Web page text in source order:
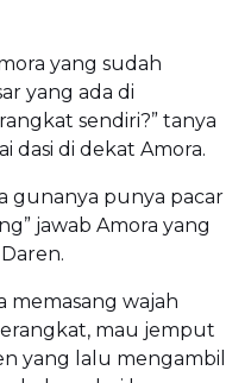
yang sudah
yang ada di
sendiri?” tanya
dasi di dekat Amora.
gunanya punya pacar
jawab Amora yang
memasang wajah
mau jemput
yang lalu mengambil